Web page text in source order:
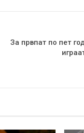
За првпат по пет